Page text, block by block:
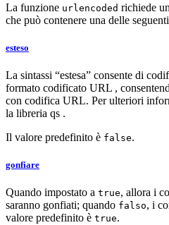
La funzione urlencoded richiede
che può contenere una delle
esteso
La sintassi “estesa” consente di
formato codificato URL ,
con codifica URL. Per ulteriori
la libreria qs .
Il valore predefinito è false.
gonfiare
Quando impostato a true, allora i
saranno gonfiati; quando falso, i
valore predefinito è true.